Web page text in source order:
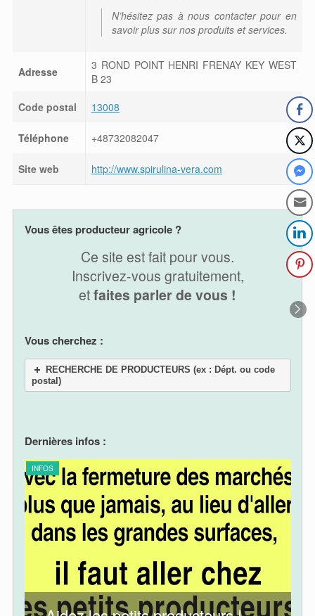
N’hésitez pas à nous contacter pour en
savoir plus sur nos produits et services.
Adresse
3 ROND POINT HENRI FRENAY KEY WEST
B 23
Code postal
13008
Téléphone +48732082047
Site web http://www.spirulina-vera.com
Vous êtes producteur agricole ?
Ce site est fait pour vous.
Inscrivez-vous gratuitement,
etfaites parler de vous !
Vous cherchez :
RECHERCHE DE PRODUCTEURS (ex : Dépt. ou code
postal)
Dernières infos :
INFOS